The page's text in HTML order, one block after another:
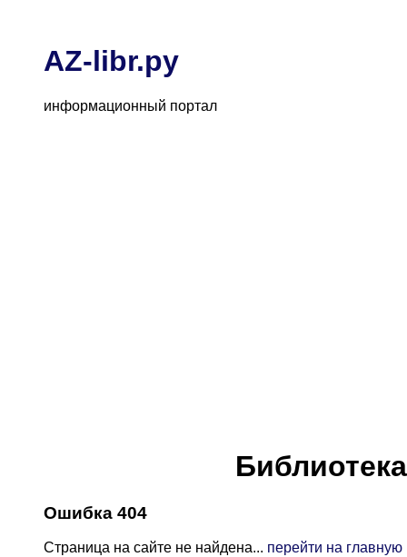
AZ-libr.ру
информационный портал
Ошибка 404
Страница на сайте не найдена... перейти на главную